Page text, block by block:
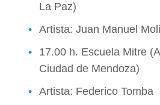
La Paz)
Artista: Juan Manuel
17.00 h. Escuela Mitre
Ciudad de Mendoza)
Artista: Federico Tomba